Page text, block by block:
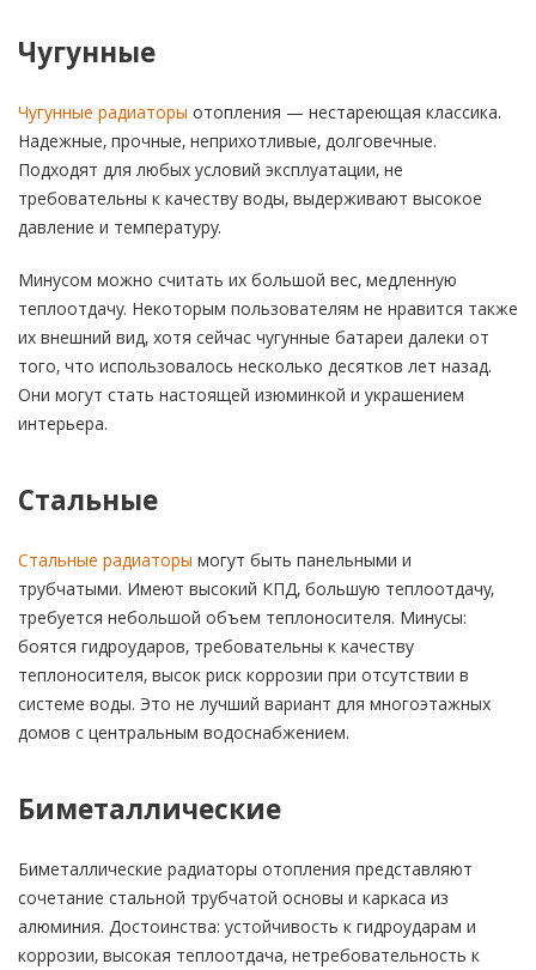
Чугунные
Чугунные радиаторы отопления — нестареющая классика.
Надежные, прочные, неприхотливые, долговечные.
Подходят для любых условий эксплуатации, не
требовательны к качеству воды, выдерживают высокое
давление и температуру.
Минусом можно считать их большой вес, медленную
теплоотдачу. Некоторым пользователям не нравится также
их внешний вид, хотя сейчас чугунные батареи далеки от
того, что использовалось несколько десятков лет назад.
Они могут стать настоящей изюминкой и украшением
интерьера.
Стальные
Стальные радиаторы могут быть панельными и
трубчатыми. Имеют высокий КПД, большую теплоотдачу,
требуется небольшой объем теплоносителя. Минусы:
боятся гидроударов, требовательны к качеству
теплоносителя, высок риск коррозии при отсутствии в
системе воды. Это не лучший вариант для многоэтажных
домов с центральным водоснабжением.
Биметаллические
Биметаллические радиаторы отопления представляют
сочетание стальной трубчатой основы и каркаса из
алюминия. Достоинства: устойчивость к гидроударам и
коррозии, высокая теплоотдача, нетребовательность к